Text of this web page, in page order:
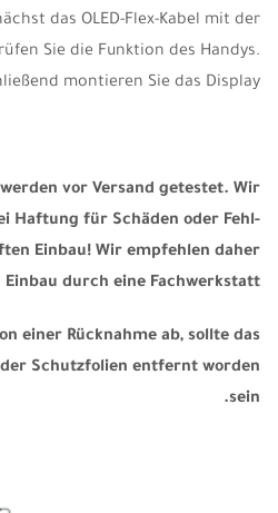
das OLED-Flex-Kabel mit der
Sie die Funktion des Handys.
montieren Sie das Display.
vor Versand getestet. Wir
Haftung für Schäden oder Fehl-
Einbau! Wir empfehlen daher
Einbau durch eine Fachwerkstatt.
einer Rücknahme ab, sollte das
Schutzfolien entfernt worden
sein.